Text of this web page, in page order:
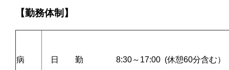
【勤務体制】
病
日 勤 8:30～17:00 (休憩60分含む）